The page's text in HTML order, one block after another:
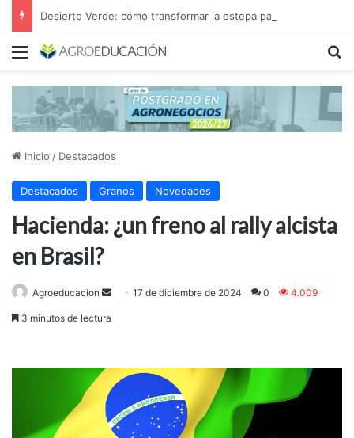
Menú
Inicio / Destacados
Destacados Granos Novedades
Hacienda: ¿un freno al rally alcista
en Brasil?
Agroeducacion
Send17 de diciembre de 2024 0 4.009
3 minutos de lectura